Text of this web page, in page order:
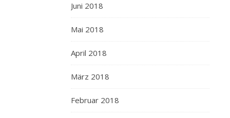
Juni 2018
Mai 2018
April 2018
März 2018
Februar 2018